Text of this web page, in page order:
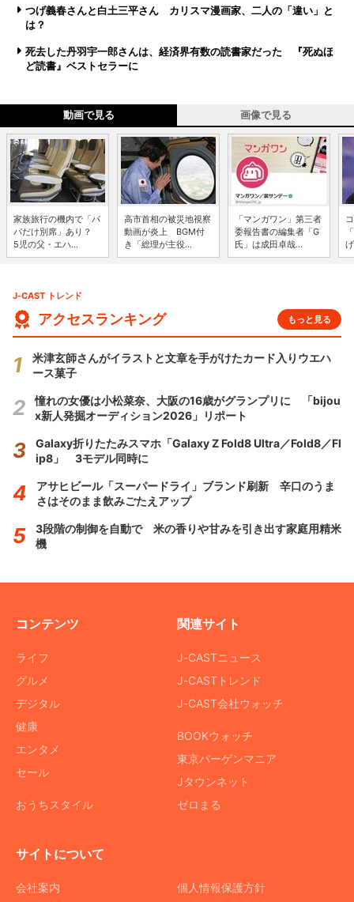
つげ義春さんと白土三平さん カリスマ漫画家、二人の「違い」と
は？
死去した丹羽宇一郎さんは、経済界有数の読書家だった 『死ぬほ
ど読書』ベストセラーに
動画で見る 画像で見る
家族旅行の機内で「パ
パだけ別席」あり？
5児の父・エハ...
高市首相の被災地視察
動画が炎上 BGM付
き「総理が主役...
「マンガワン」第三者
委報告書の編集者「G
氏」は成田卓哉...
J-CAST トレンド
アクセスランキング もっと見る
米津玄師さんがイラストと文章を手がけたカード入りウエハ
ース菓子
憧れの女優は小松菜奈、大阪の16歳がグランプリに 「bijou
x新人発掘オーディション2026」リポート
Galaxy折りたたみスマホ「Galaxy Z Fold8 Ultra／Fold8／Fl
ip8」 3モデル同時に
アサヒビール「スーパードライ」ブランド刷新 辛口のうま
さはそのまま飲みごたえアップ
3段階の制御を自動で 米の香りや甘みを引き出す家庭用精米
機
コンテンツ
ライフ
グルメ
デジタル
健康
エンタメ
セール
おうちスタイル
関連サイト
J-CASTニュース
J-CASTトレンド
J-CAST会社ウォッチ
BOOKウォッチ
東京バーゲンマニア
Jタウンネット
ゼロまる
サイトについて
会社案内 個人情報保護方針